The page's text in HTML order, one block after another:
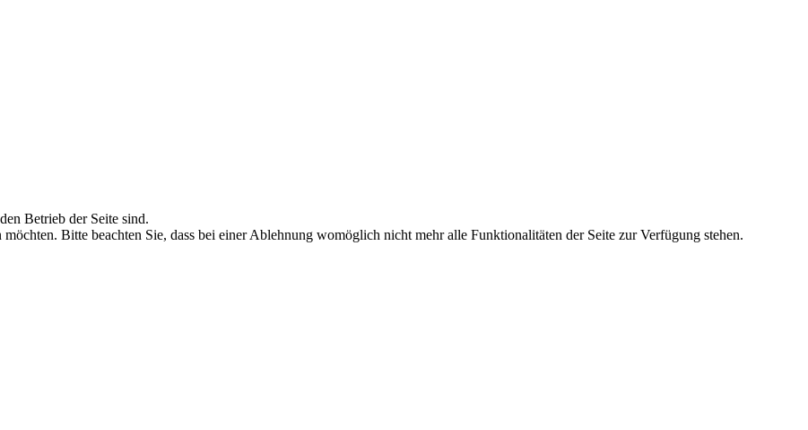
Betrieb der Seite sind.
Bitte beachten Sie, dass bei einer Ablehnung womöglich nicht mehr alle Funktionalitäten der Seite zur Verfügung stehen.